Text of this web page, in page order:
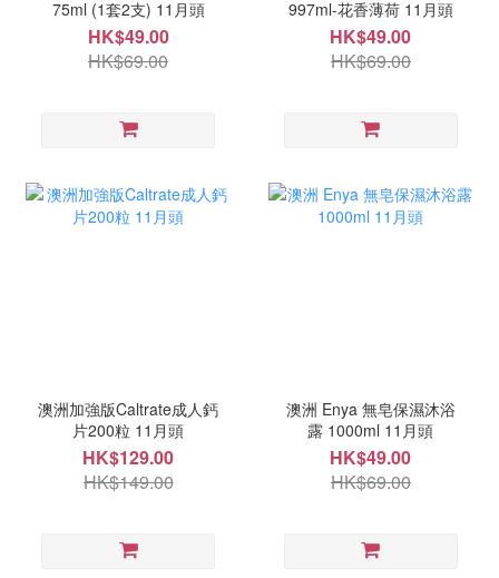
75ml (1套2支) 11月頭
HK$49.00
HK$69.00
997ml-花香薄荷 11月頭
HK$49.00
HK$69.00
澳洲加強版Caltrate成人鈣
片200粒 11月頭
HK$129.00
HK$149.00
澳洲 Enya 無皂保濕沐浴
露 1000ml 11月頭
HK$49.00
HK$69.00